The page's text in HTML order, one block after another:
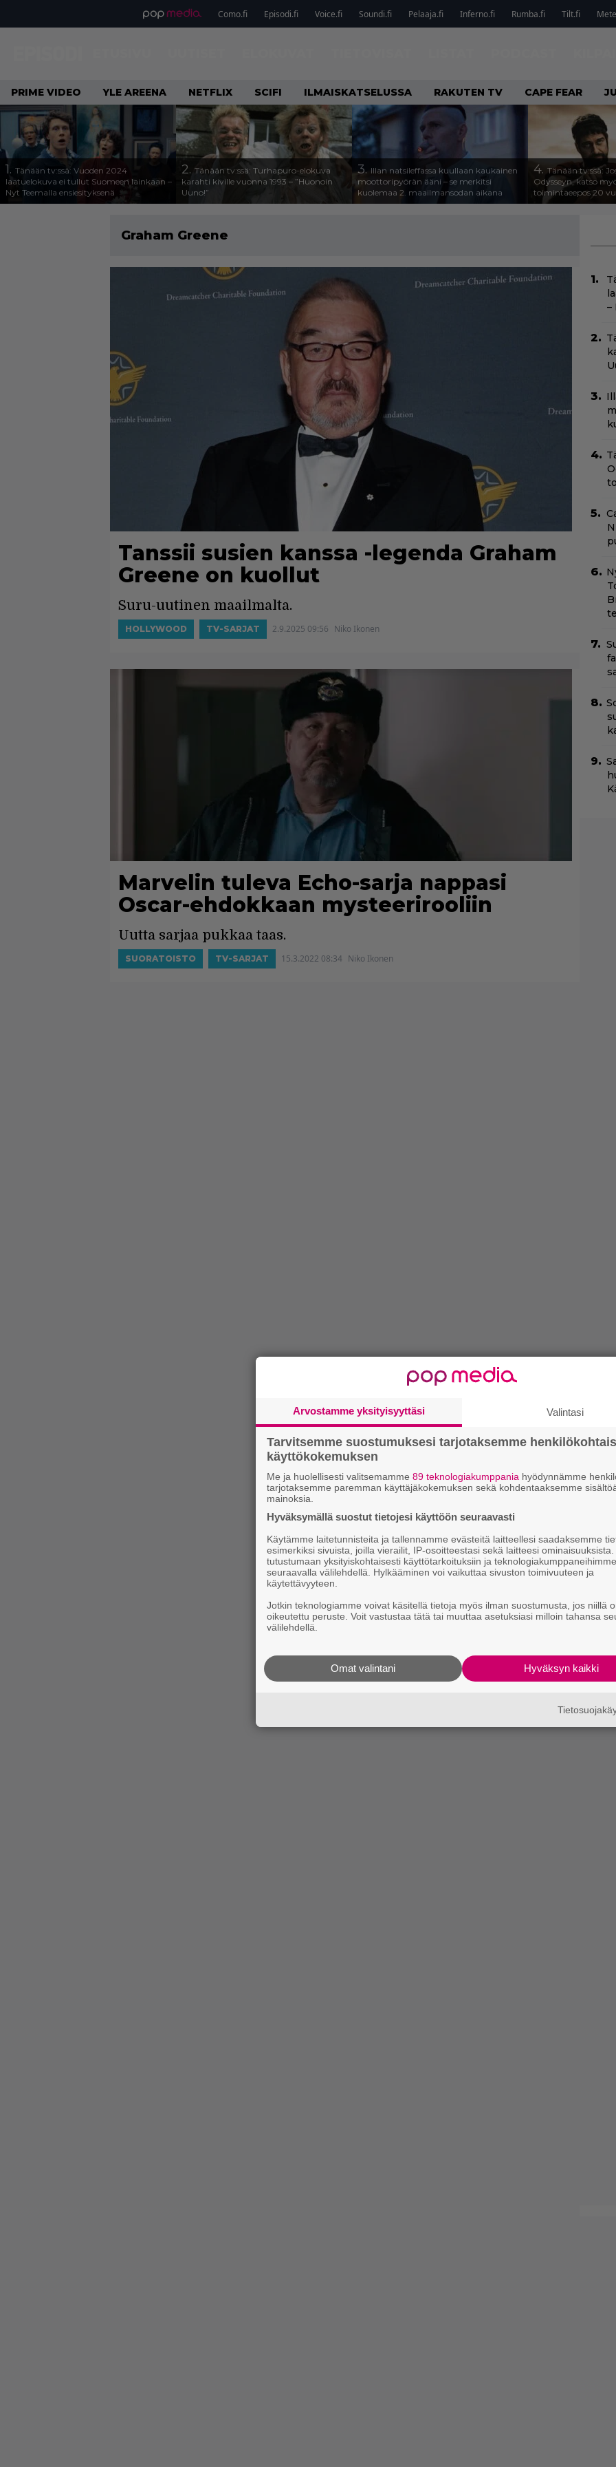
Como.fi Episodi.fi Voice.fi Soundi.fi Pelaaja.fi Inferno.fi Rumba.fi Tilt.fi
PRIME VIDEO YLE AREENA NETFLIX SCIFI ILMAISKATSELUSSA RAKUTEN TV CAPE FEAR
1. Tänään tv:ssä: Vuoden 2024
laatuelokuva ei tullut Suomeen lainkaan –
Nyt Teemalla ensiesityksenä
2. Tänään tv:ssä: Turhapuro-elokuva
karahti kiville vuonna 1993 – ”Huonoin
Uuno!”
3. Illan natsileffassa kuullaan kaukainen
moottoripyörän ääni – se merkitsi
kuolemaa 2. maailmansodan aikana
4. Tänään tv:ssä:
Odysseyn, katso
toimintaeepos 20
Graham Greene
Tanssii susien kanssa -legenda Graham
Greene on kuollut
Suru-uutinen maailmalta.
HOLLYWOOD TV-SARJAT 2.9.2025 09:56 Niko Ikonen
Marvelin tuleva Echo-sarja nappasi
Oscar-ehdokkaan mysteerirooliin
Uutta sarjaa pukkaa taas.
SUORATOISTO TV-SARJAT 15.3.2022 08:34 Niko Ikonen
–
Arvostamme yksityisyyttäsi Valintasi
Tarvitsemme suostumuksesi tarjotaksemme
käyttökokemuksen
Me ja huolellisesti valitsemamme 89 teknologiakumppania hyödynnämme
tarjotaksemme paremman käyttäjäkokemuksen sekä kohdentaaksemme
mainoksia.
Hyväksymällä suostut tietojesi käyttöön seuraavasti
Käytämme laitetunnisteita ja tallennamme evästeitä laitteellesi saadaksemme
esimerkiksi sivuista, joilla vierailit, IP-osoitteestasi sekä laitteesi
tutustumaan yksityiskohtaisesti käyttötarkoituksiin ja teknologiakumppaneihimme
seuraavalla välilehdellä. Hylkääminen voi vaikuttaa sivuston toimivuuteen ja
käytettävyyteen.
Jotkin teknologiamme voivat käsitellä tietoja myös ilman suostumusta, jos niillä
oikeutettu peruste. Voit vastustaa tätä tai muuttaa asetuksiasi milloin tahansa
välilehdellä.
Hyväksyn kaikki
Omat valintani